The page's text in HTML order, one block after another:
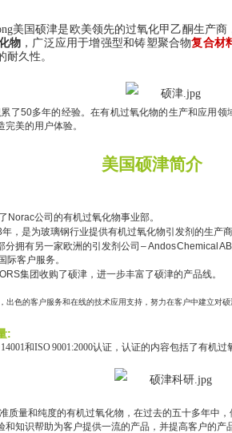
美国硕津是欧美领先的过氧化甲乙酮生产商
物 ，广泛应用于增强型和铸塑聚合物复合材
耐久性。
了50多年的经验。在有机过氧化物的生产和应用
美的用户体验。
美国硕津简介
Norac公司的有机过氧化物事业部。
年，是为玻璃钢行业提供有机过氧化物引发剂的生产商
分拥有另一家欧洲的引发剂公司 – Andos Chemical AB
际客户服务。
集团收购了硕津，进一步丰富了硕津的产品线。
出色的客户服务和在线的技术应用支持，努力在客户中建立对硕
:
14001和ISO 9001:2000认证，认证的内容包括了有机
质量和纯度的有机过氧化物 ， 在过去的五十多年中，
知识帮助为客户提供一流的产品，并提高客户的产